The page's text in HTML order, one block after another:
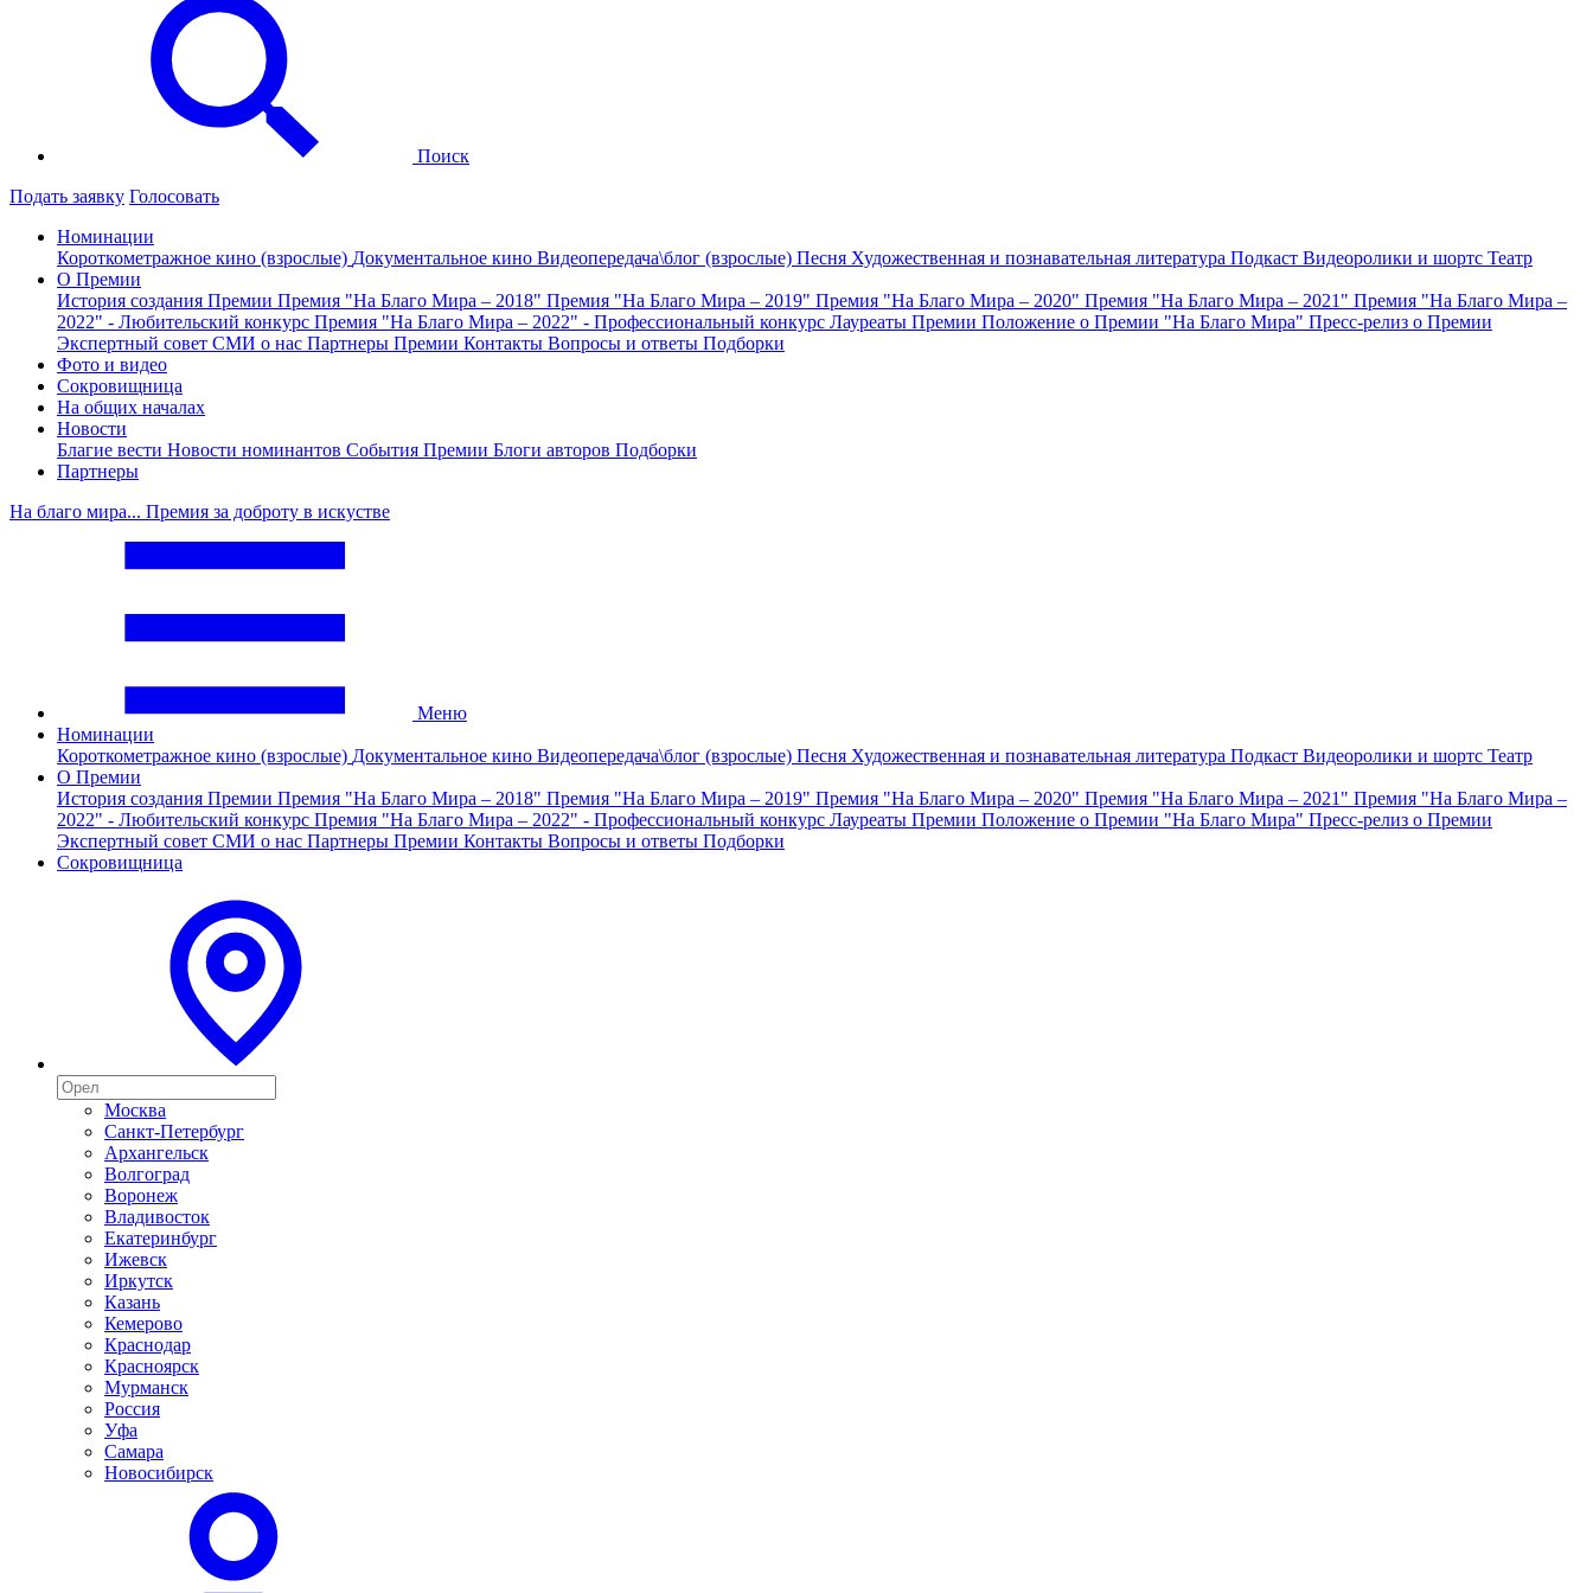
Поиск
Подать заявку Голосовать
Номинации
Короткометражное кино (взрослые) Документальное кино Видеопередача\блог (взрослые) Песня Художественная и познавательная литература Подкаст Видеоролики и шортс Театр
О Премии
История создания Премии Премия "На Благо Мира – 2018" Премия "На Благо Мира – 2019" Премия "На Благо Мира – 2020" Премия "На Благо Мира – 2021" Премия "На Благо Мира –
2022" - Любительский конкурс Премия "На Благо Мира – 2022" - Профессиональный конкурс Лауреаты Премии Положение о Премии "На Благо Мира" Пресс-релиз о Премии
Экспертный совет СМИ о нас Партнеры Премии Контакты Вопросы и ответы Подборки
Фото и видео
Сокровищница
На общих началах
Новости
Благие вести Новости номинантов События Премии Блоги авторов Подборки
Партнеры
На благо мира... Премия за доброту в искустве
Меню
Номинации
Короткометражное кино (взрослые) Документальное кино Видеопередача\блог (взрослые) Песня Художественная и познавательная литература Подкаст Видеоролики и шортс Театр
О Премии
История создания Премии Премия "На Благо Мира – 2018" Премия "На Благо Мира – 2019" Премия "На Благо Мира – 2020" Премия "На Благо Мира – 2021" Премия "На Благо Мира –
2022" - Любительский конкурс Премия "На Благо Мира – 2022" - Профессиональный конкурс Лауреаты Премии Положение о Премии "На Благо Мира" Пресс-релиз о Премии
Экспертный совет СМИ о нас Партнеры Премии Контакты Вопросы и ответы Подборки
Сокровищница
Москва
Санкт-Петербург
Архангельск
Волгоград
Воронеж
Владивосток
Екатеринбург
Ижевск
Иркутск
Казань
Кемерово
Краснодар
Красноярск
Мурманск
Россия
Уфа
Самара
Новосибирск